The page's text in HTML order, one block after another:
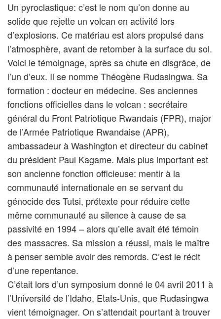
Un pyroclastique: c’est le nom qu’on donne au
solide que rejette un volcan en activité lors
d’explosions. Ce matériau est alors propulsé dans
l’atmosphère, avant de retomber à la surface du sol.
Voici le témoignage, après sa chute en disgrâce, de
l’un d’eux. Il se nomme Théogène Rudasingwa. Sa
formation : docteur en médecine. Ses anciennes
fonctions officielles dans le volcan : secrétaire
général du Front Patriotique Rwandais (FPR), major
de l’Armée Patriotique Rwandaise (APR),
ambassadeur à Washington et directeur du cabinet
du président Paul Kagame. Mais plus important est
son ancienne fonction officieuse: mentir à la
communauté internationale en se servant du
génocide des Tutsi, prétexte pour réduire cette
même communauté au silence à cause de sa
passivité en 1994 – alors qu’elle avait été témoin
des massacres. Sa mission a réussi, mais le maître
à penser semble avoir des remords. C’est le récit
d’une repentance.
C’était lors d’un symposium donné le 04 avril 2011 à
l’Université de l’Idaho, Etats-Unis, que Rudasingwa
vient témoignager. On s’attendait pourtant à trouver